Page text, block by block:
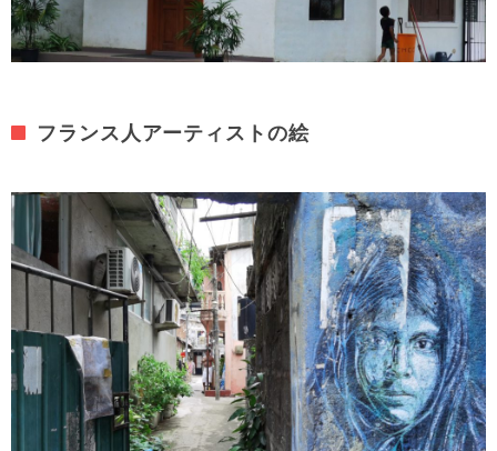
フランス人アーティストの絵